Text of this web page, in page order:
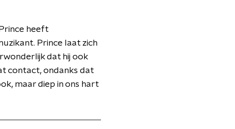
heeft
Prince laat zich
dat hij ook
contact, ondanks dat
maar diep in ons hart